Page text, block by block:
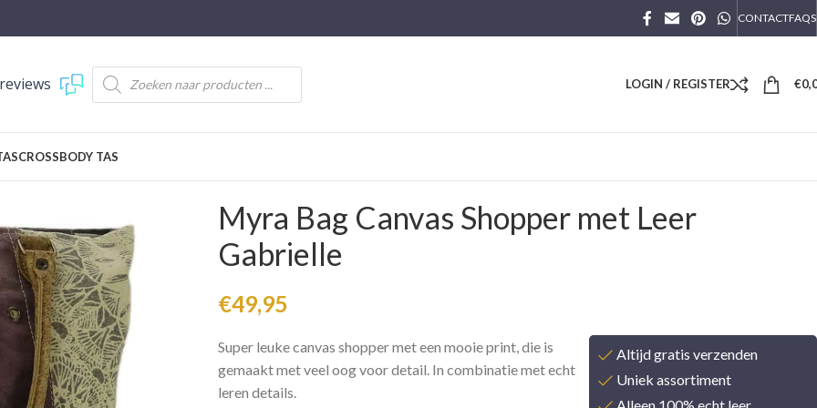
CONTACTFAQS
LOGIN / REGISTER €
CROSSBODY TAS
Myra Bag Canvas Shopper met Leer
Gabrielle
€49,95
Super leuke canvas shopper met een mooie print, die is
gemaakt met veel oog voor detail. In combinatie met echt
leren details.
Altijd gratis verzenden
Uniek assortiment